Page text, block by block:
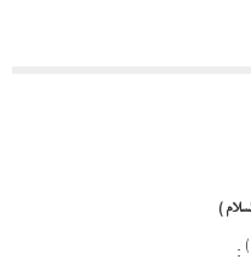
)
: